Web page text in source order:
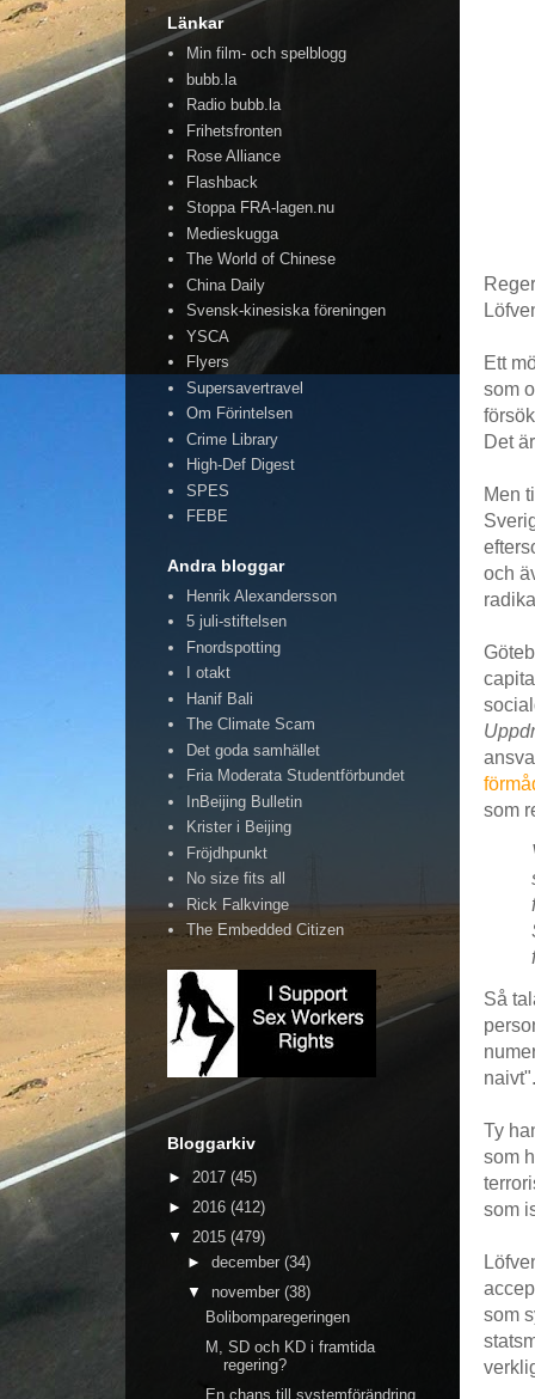
Ett
som
Det
Men
och
som
Så
naivt".
Ty
som
som
som
Länkar
Min film- och spelblogg
bubb.la
Radio bubb.la
Frihetsfronten
Rose Alliance
Flashback
Stoppa FRA-lagen.nu
Medieskugga
The World of Chinese
China Daily
Svensk-kinesiska föreningen
YSCA
Flyers
Supersavertravel
Om Förintelsen
Crime Library
High-Def Digest
SPES
FEBE
Andra bloggar
Henrik Alexandersson
5 juli-stiftelsen
Fnordspotting
I otakt
Hanif Bali
The Climate Scam
Det goda samhället
Fria Moderata Studentförbundet
InBeijing Bulletin
Krister i Beijing
Fröjdhpunkt
No size fits all
Rick Falkvinge
The Embedded Citizen
Bloggarkiv
► 2017 (45)
► 2016 (412)
▼ 2015 (479)
► december (34)
▼ november (38)
Bolibomparegeringen
M, SD och KD i framtida
regering?
En chans till systemförändring